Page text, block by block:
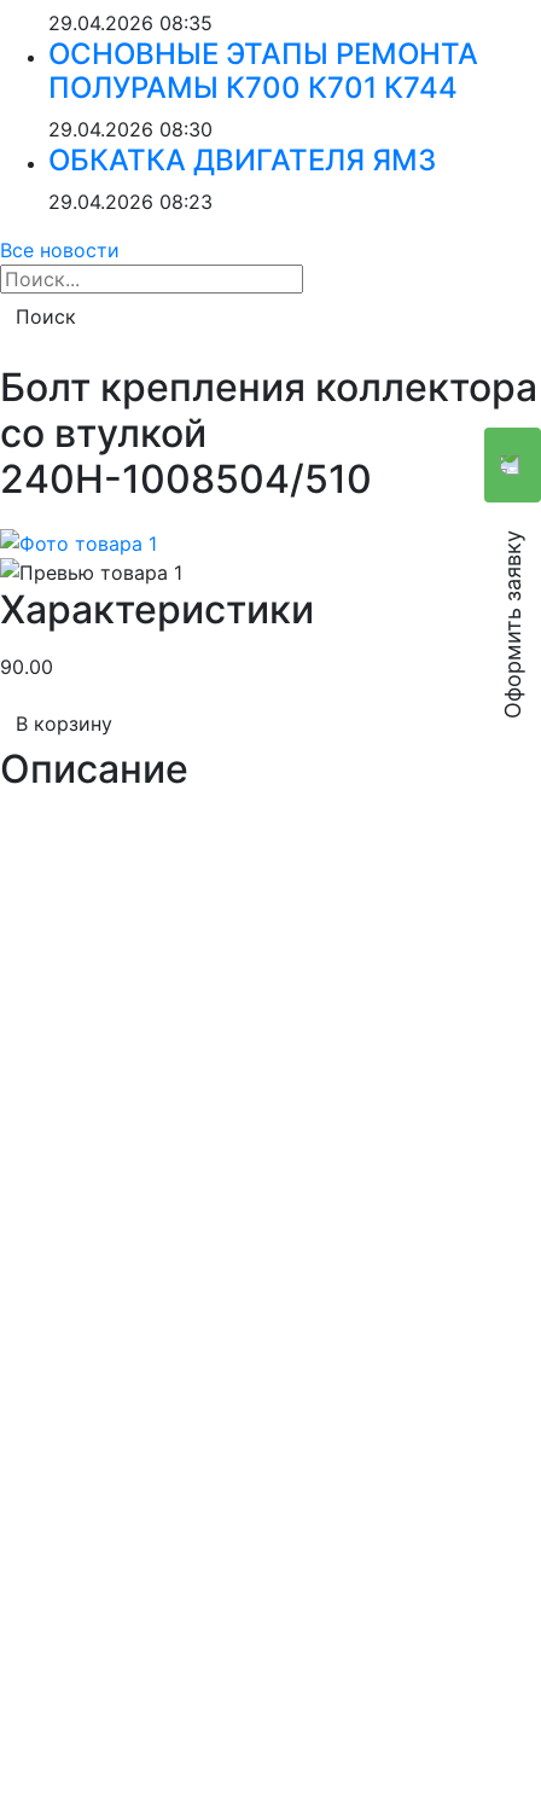
29.04.2026 08:35
ОСНОВНЫЕ ЭТАПЫ РЕМОНТА
ПОЛУРАМЫ К700 К701 К744
29.04.2026 08:30
ОБКАТКА ДВИГАТЕЛЯ ЯМЗ
29.04.2026 08:23
Все новости
Поиск
Болт крепления коллектора
со втулкой
240Н-1008504/510
Характеристики
90.00
В корзину
Описание
Оформить заявку